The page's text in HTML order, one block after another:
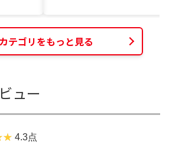
テゴリをもっと見る
ュー
4.3点